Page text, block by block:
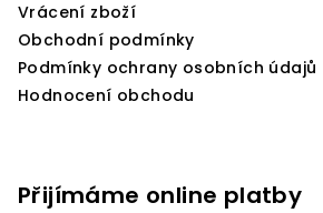
Vrácení zboží
Obchodní podmínky
Podmínky ochrany osobních údajů
Hodnocení obchodu
Přijímáme online platby